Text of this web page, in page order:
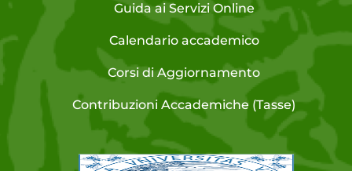
Guida ai Servizi Online
Calendario accademico
Corsi di Aggiornamento
Contribuzioni Accademiche (Tasse)